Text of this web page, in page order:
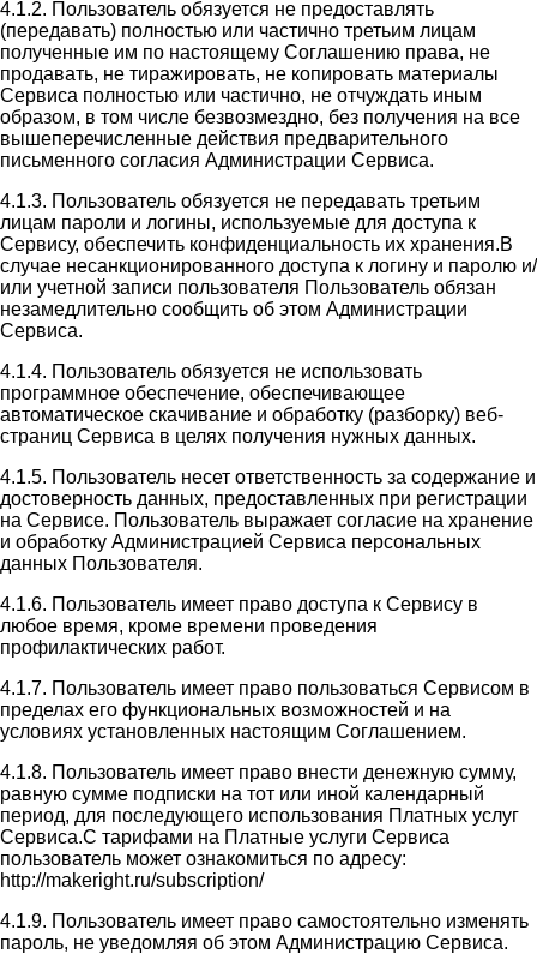
4.1.2. Пользователь обязуется не предоставлять
(передавать) полностью или частично третьим лицам
полученные им по настоящему Соглашению права, не
продавать, не тиражировать, не копировать материалы
Сервиса полностью или частично, не отчуждать иным
образом, в том числе безвозмездно, без получения на все
вышеперечисленные действия предварительного
письменного согласия Администрации Сервиса.
4.1.3. Пользователь обязуется не передавать третьим
лицам пароли и логины, используемые для доступа к
Сервису, обеспечить конфиденциальность их хранения.В
случае несанкционированного доступа к логину и паролю и/
или учетной записи пользователя Пользователь обязан
незамедлительно сообщить об этом Администрации
Сервиса.
4.1.4. Пользователь обязуется не использовать
программное обеспечение, обеспечивающее
автоматическое скачивание и обработку (разборку) веб-
страниц Сервиса в целях получения нужных данных.
4.1.5. Пользователь несет ответственность за содержание и
достоверность данных, предоставленных при регистрации
на Сервисе. Пользователь выражает согласие на хранение
и обработку Администрацией Сервиса персональных
данных Пользователя.
4.1.6. Пользователь имеет право доступа к Сервису в
любое время, кроме времени проведения
профилактических работ.
4.1.7. Пользователь имеет право пользоваться Сервисом в
пределах его функциональных возможностей и на
условиях установленных настоящим Соглашением.
4.1.8. Пользователь имеет право внести денежную сумму,
равную сумме подписки на тот или иной календарный
период, для последующего использования Платных услуг
Сервиса.С тарифами на Платные услуги Сервиса
пользователь может ознакомиться по адресу:
http://makeright.ru/subscription/
4.1.9. Пользователь имеет право самостоятельно изменять
пароль, не уведомляя об этом Администрацию Сервиса.